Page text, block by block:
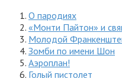
О пародиях
«Монти Пайтон» и
Молодой
Зомби по имени Шон
Аэроплан!
Голый пистолет